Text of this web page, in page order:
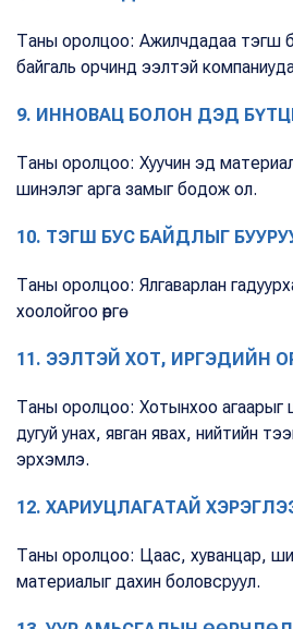
Таны оролцоо: Ажилчдадаа тэгш
байгаль орчинд ээлтэй
9. ИННОВАЦ БОЛОН ДЭД
Таны оролцоо: Хуучин эд
шинэлэг арга замыг бодож ол.
10. ТЭГШ БУС БАЙДЛЫГ
Таны оролцоо: Ялгаварлан
хоолойгоо өргө.
11. ЭЭЛТЭЙ ХОТ, ИРГЭДИЙН
Таны оролцоо: Хотынхоо агаарыг
дугуй унах, явган явах, нийтийн
эрхэмлэ.
12. ХАРИУЦЛАГАТАЙ
Таны оролцоо: Цаас, хуванцар, шил,
материалыг дахин боловсруул.